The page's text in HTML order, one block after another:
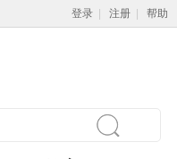
登录 注册 帮助